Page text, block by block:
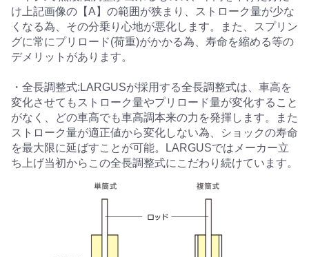
け上記画像の【A】の範囲が狭まり、ストローク量が少な
くなる為、その分乗り心地が悪化します。また、スプリン
グに常にプリロード(荷重)がかかる為、寿命を縮める等の
デメリットがあります。
・全長調整式:LARGUSが採用する全長調整式は、車高を
変化させてもストローク量やプリロード量が変化すること
がなく、どの車高でも車高調本来の力を発揮します。また
ストローク量が適正値から変化しない為、ショックの寿命
を最大限に延ばすことが可能。LARGUSではメーカー立
ち上げ当初からこの全長調整式にこだわり続けています。